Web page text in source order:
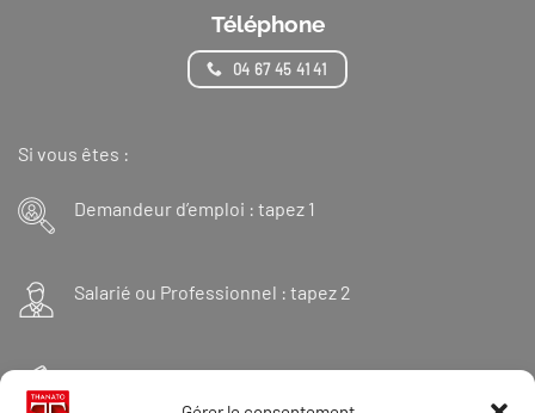
Téléphone
04 67 45 41 41
Si vous êtes :
Demandeur d’emploi : tapez 1
Salarié ou Professionnel : tapez 2
Financeur : tapez 3